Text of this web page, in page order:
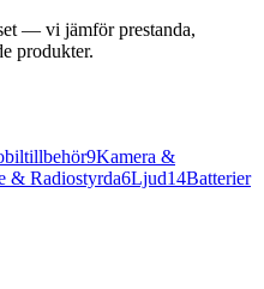
— vi jämför prestanda,
produkter.
9Kamera &
& Radiostyrda6Ljud14Batterier